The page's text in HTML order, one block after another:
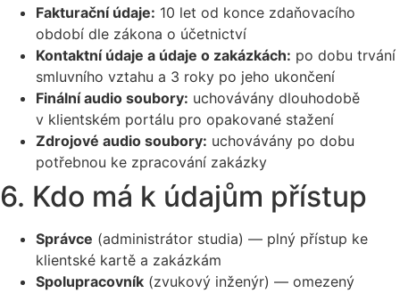
Fakturační údaje: 10 let od konce zdaňovacího
období dle zákona o účetnictví
Kontaktní údaje a údaje o zakázkách: po dobu trvání
smluvního vztahu a 3 roky po jeho ukončení
Finální audio soubory: uchovávány dlouhodobě
v klientském portálu pro opakované stažení
Zdrojové audio soubory: uchovávány po dobu
potřebnou ke zpracování zakázky
6. Kdo má k údajům přístup
Správce (administrátor studia) — plný přístup ke
klientské kartě a zakázkám
Spolupracovník (zvukový inženýr) — omezený